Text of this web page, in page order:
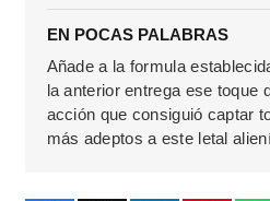
EN POCAS PALABRAS
Añade a la formula
la anterior entrega ese toque
acción que consiguió captar
más adeptos a este letal